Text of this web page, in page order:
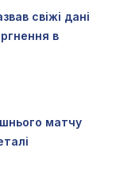
свіжі дані
в
матчу